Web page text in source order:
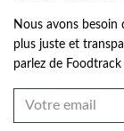
Nous avons
plus juste et
parlez de